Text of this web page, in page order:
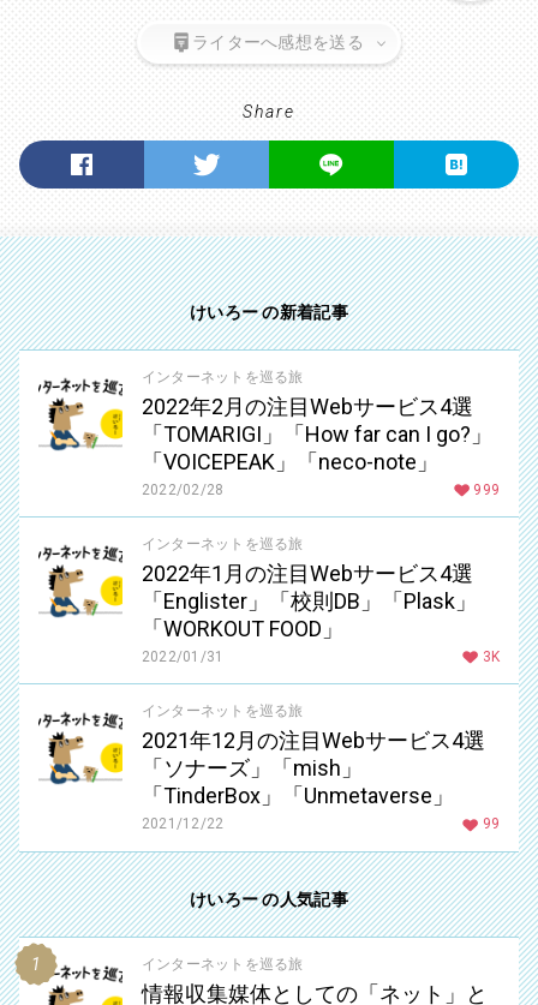
ライターへ感想を送る
Share
けいろー の新着記事
インターネットを巡る旅
2022年2月の注目Webサービス4選
「TOMARIGI」「How far can I go?」
「VOICEPEAK」「neco-note」
2022/02/28 999
インターネットを巡る旅
2022年1月の注目Webサービス4選
「Englister」「校則DB」「Plask」
「WORKOUT FOOD」
2022/01/31 3K
インターネットを巡る旅
2021年12月の注目Webサービス4選
「ソナーズ」「mish」
「TinderBox」「Unmetaverse」
2021/12/22 99
けいろー の人気記事
インターネットを巡る旅
情報収集媒体としての「ネット」と